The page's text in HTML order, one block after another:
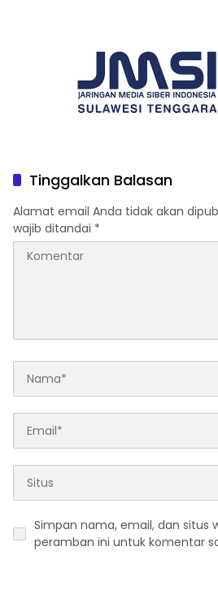
Tinggalkan Balasan
Alamat email Anda tidak akan
wajib ditandai *
Simpan nama, email, dan situs
peramban ini untuk komentar